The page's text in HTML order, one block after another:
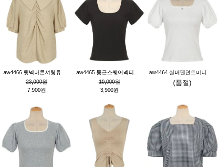
23,000원
7,900원
10,000원
3,900원
(품절)